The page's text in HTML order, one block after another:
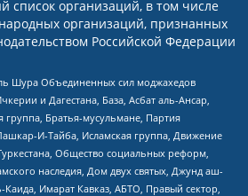
организаций, в том числе
организаций, признанных
Российской Федерации
Шура Объединенных сил моджахедов
и Дагестана, База, Асбат аль-Ансар,
Братья-мусульмане, Партия
И-Тайба, Исламская группа, Движение
Общество социальных реформ,
наследия, Дом двух святых, Джунд аш-
Имарат Кавказ, АБТО, Правый сектор,